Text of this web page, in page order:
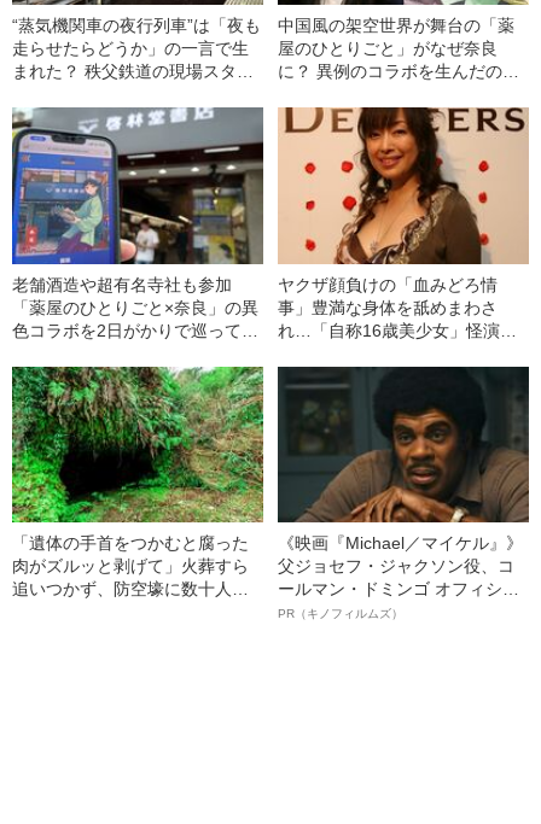
“蒸気機関車の夜行列車”は「夜も
走らせたらどうか」の一言で生
まれた？ 秩父鉄道の現場スタッ
ベント”
中国風の架空世界が舞台の「薬
屋のひとりごと」がなぜ奈良
に？ 異例のコラボを生んだの
た
老舗酒造や超有名寺社も参加
「薬屋のひとりごと×奈良」の異
色コラボを2日がかりで巡ってみ
ヤクザ顔負けの「血みどろ情
事」豊満な身体を舐めまわさ
れ…「自称16歳美少女」怪演
「遺体の手首をつかむと腐った
肉がズルッと剥げて」火葬すら
追いつかず、防空壕に数十人
《映画『Michael／マイケル』》
父ジョセフ・ジャクソン役、コ
ールマン・ドミンゴ オフィシャ
ルインタビュー“観客を魅了した
PR（キノフィルムズ）